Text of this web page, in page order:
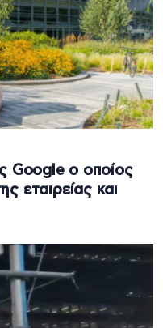
Google ο οποίος
εταιρείας και